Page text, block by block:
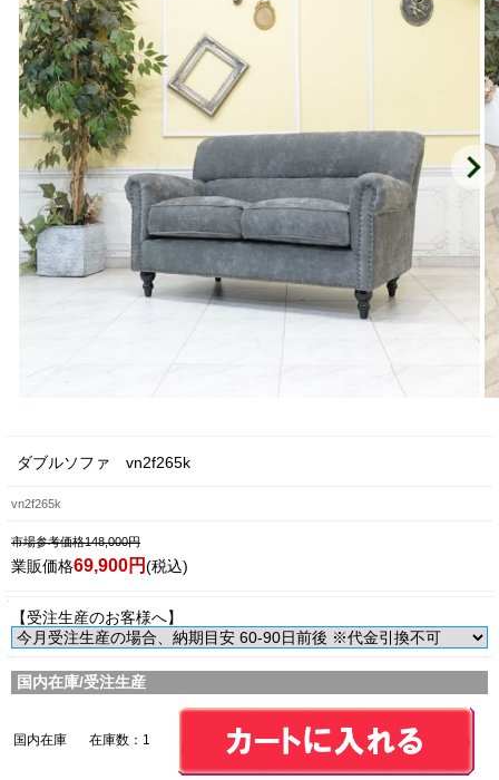
ダブルソファ vn2f265k
vn2f265k
市場参考価格148,000円
業販価格69,900円(税込)
【受注生産のお客様へ】
国内在庫/受注生産
国内在庫 在庫数：1